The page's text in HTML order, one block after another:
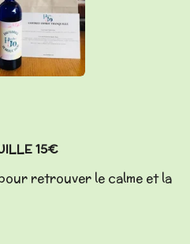
15€
retrouver le calme et la